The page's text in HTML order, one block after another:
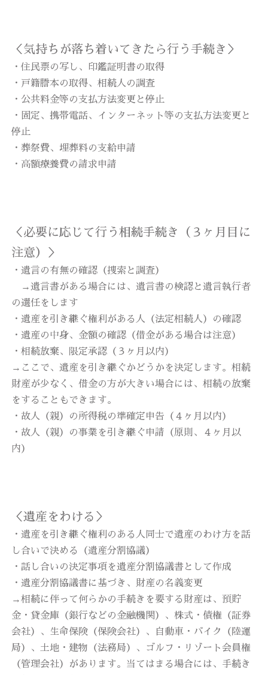
＜気持ちが落ち着いてきたら行う手続き＞
・住民票の写し、印鑑証明書の取得
・戸籍謄本の取得、相続人の調査
・公共料金等の支払方法変更と停止
・固定、携帯電話、インターネット等の支払方法変更と
停止
・葬祭費、埋葬料の支給申請
・高額療養費の請求申請
＜必要に応じて行う相続手続き（３ヶ月目に
注意）＞
・遺言の有無の確認（捜索と調査）
→遺言書がある場合には、遺言書の検認と遺言執行者
の選任をします
・遺産を引き継ぐ権利がある人（法定相続人）の確認
・遺産の中身、金額の確認（借金がある場合は注意）
・相続放棄、限定承認（３ヶ月以内）
→ここで、遺産を引き継ぐかどうかを決定します。相続
財産が少なく、借金の方が大きい場合には、相続の放棄
をすることもできます。
・故人（親）の所得税の準確定申告（４ヶ月以内）
・故人（親）の事業を引き継ぐ申請（原則、４ヶ月以
内）
＜遺産をわける＞
・遺産を引き継ぐ権利のある人同士で遺産のわけ方を話
し合いで決める（遺産分割協議）
・話し合いの決定事項を遺産分割協議書として作成
・遺産分割協議書に基づき、財産の名義変更
→相続に伴って何らかの手続きを要する財産は、預貯
金・貸金庫（銀行などの金融機関）、株式・債権（証券
会社）、生命保険（保険会社）、自動車・バイク（陸運
局）、土地・建物（法務局）、ゴルフ・リゾート会員権
（管理会社）があります。当てはまる場合には、手続き